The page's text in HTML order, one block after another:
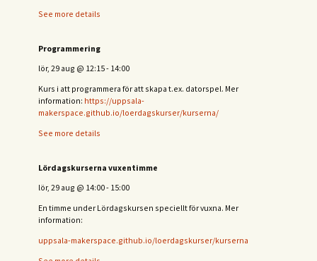
See more details
Programmering
lör, 29 aug @ 12:15- 14:00
Kurs i att programmera för att skapa t.ex. datorspel. Mer
information: https://uppsala-
makerspace.github.io/loerdagskurser/kurserna/
See more details
Lördagskurserna vuxentimme
lör, 29 aug @ 14:00- 15:00
En timme under Lördagskursen speciellt för vuxna. Mer
information:
uppsala-makerspace.github.io/loerdagskurser/kurserna